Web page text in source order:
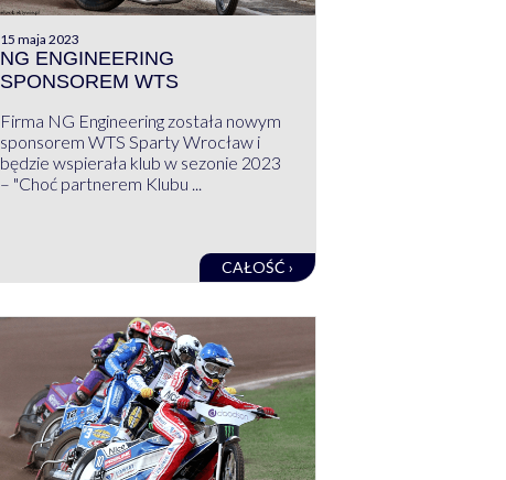
15 maja 2023
NG ENGINEERING
SPONSOREM WTS
Firma NG Engineering została nowym
sponsorem WTS Sparty Wrocław i
będzie wspierała klub w sezonie 2023
– "Choć partnerem Klubu ...
CAŁOŚĆ ›